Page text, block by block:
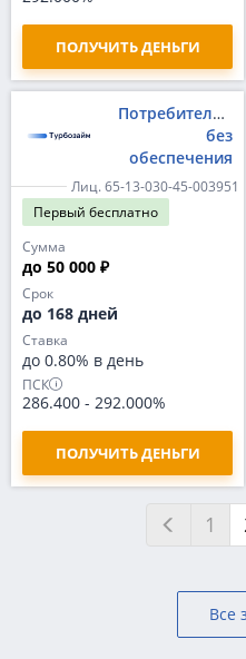
ПОЛУЧИТЬ ДЕНЬГИ
без
обеспечения
Лиц. 65-13-030-45-003951
Первый бесплатно
Сумма
до 50 000 ₽
Срок
до 168 дней
Ставка
до 0.80% в день
ПСК
286.400 - 292.000%
ПОЛУЧИТЬ ДЕНЬГИ
1
Все